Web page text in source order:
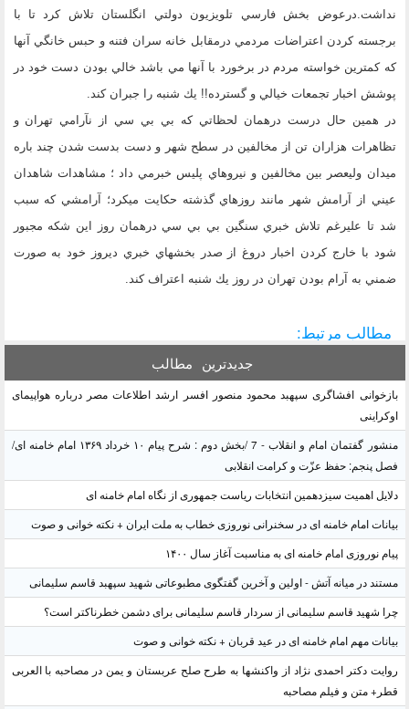
نداشت.درعوض بخش فارسي تلويزيون دولتي انگلستان تلاش كرد تا با
برجسته كردن اعتراضات مردمي درمقابل خانه سران فتنه و حبس خانگي آنها
كه كمترين خواسته مردم در برخورد با آنها مي باشد خالي بودن دست خود در
پوشش اخبار تجمعات خيالي و گسترده!! يك شنبه را جبران كند.
در همين حال درست درهمان لحظاتي كه بي بي سي از نآرامي تهران و
تظاهرات هزاران تن از مخالفين در سطح شهر و دست بدست شدن چند باره
ميدان وليعصر بين مخالفين و نيروهاي پليس خبرمي داد ؛ مشاهدات شاهدان
عيني از آرامش شهر مانند روزهاي گذشته حكايت ميكرد؛ آرامشي كه سبب
شد تا عليرغم تلاش خبري سنگين بي بي سي درهمان روز اين شكه مجبور
شود با خارج كردن اخبار دروغ از صدر بخشهاي خبري ديروز خود به صورت
ضمني به آرام بودن تهران در روز يك شنبه اعتراف كند.
مطالب مرتبط:
جدیدترین مطالب
بازخوانی افشاگری سپهبد محمود منصور افسر ارشد اطلاعات مصر درباره هواپیمای
اوکراینی
منشور گفتمان امام و انقلاب - 7 /بخش دوم : شرح پیام ۱۰ خرداد ۱۳۶۹ امام خامنه ای/
فصل پنجم: حفظ عزّت و کرامت انقلابی
دلایل اهمیت سیزدهمین انتخابات ریاست جمهوری از نگاه امام خامنه ای
بیانات امام خامنه ای در سخنرانی نوروزی خطاب به ملت ایران + نکته خوانی و صوت
پیام نوروزی امام خامنه ای به مناسبت آغاز سال ۱۴۰۰
مستند در میانه آتش - اولین و آخرین گفتگوی مطبوعاتی شهید سپهبد قاسم سلیمانی
چرا شهید قاسم سلیمانی از سردار قاسم سلیمانی برای دشمن خطرناکتر است؟
بیانات مهم امام خامنه ای در عید قربان + نکته خوانی و صوت
روایت دکتر احمدی نژاد از واکنشها به طرح صلح عربستان و یمن در مصاحبه با العربی
قطر+ متن و فیلم مصاحبه